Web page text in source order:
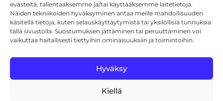
evästeitä, tallentaaksemme ja/tai käyttääksemme laitetietoja.
Näiden tekniikoiden hyväksyminen antaa meille mahdollisuuden
käsitellä tietoja, kuten selauskäyttäytymistä tai yksilöllisiä tunnuksia
tällä sivustolla. Suostumuksen jättäminen tai peruuttaminen voi
vaikuttaa haitallisesti tiettyihin ominaisuuksiin ja toimintoihin.
Hyväksy
Kiellä
Maksutavat
Toimitustavat
Usein kysytyt kysymykset
+358 44 270 3795
asiakaspalvelu@toolcat.fi